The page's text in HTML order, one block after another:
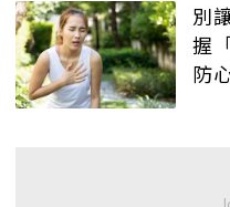
別
握
防